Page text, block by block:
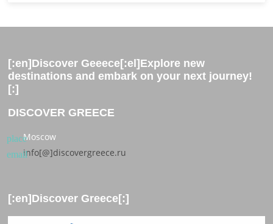
[:en]Discover Geeece[:el]Explore new
destinations and embark on your next journey!
[:]
DISCOVER GREECE
placeMoscow
emailinfo[@]discovergreece.ru
[:en]Discover Greece[:]